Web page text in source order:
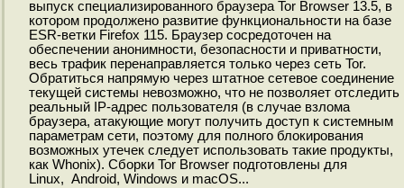
выпуск специализированного браузера Tor Browser 13.5, в
котором продолжено развитие функциональности на базе
ESR-ветки Firefox 115. Браузер сосредоточен на
обеспечении анонимности, безопасности и приватности,
весь трафик перенаправляется только через сеть Tor.
Обратиться напрямую через штатное сетевое соединение
текущей системы невозможно, что не позволяет отследить
реальный IP-адрес пользователя (в случае взлома
браузера, атакующие могут получить доступ к системным
параметрам сети, поэтому для полного блокирования
возможных утечек следует использовать такие продукты,
как Whonix). Сборки Tor Browser подготовлены для
Linux, Android, Windows и macOS...